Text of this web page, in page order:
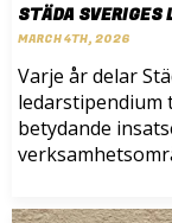
STÄDA
MARCH 4TH, 2026
Varje år delar
ledarstipendium
betydande